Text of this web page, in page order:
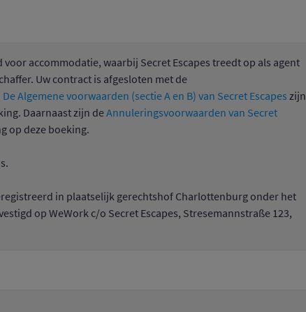
accommodatie, waarbij Secret Escapes treedt op als agent
Uw contract is afgesloten met de
De Algemene voorwaarden (sectie A en B) van Secret Escapes zijn
Daarnaast zijn deAnnuleringsvoorwaarden van Secret
op deze boeking.
in plaatselijk gerechtshof Charlottenburg onder het
op WeWork c/o Secret Escapes, Stresemannstraße 123,